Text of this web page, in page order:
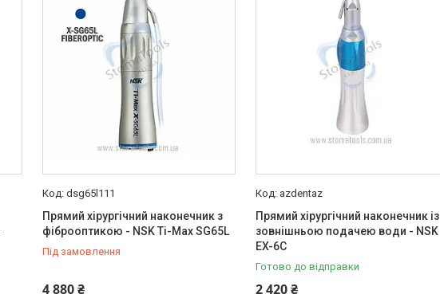
dsg65l111
Прямий хірургічний наконечник з
фіброоптикою - NSK Ti-Max SG65L
Під замовлення
4 880 ₴
azdentaz
Прямий хірургічний наконечник із
зовнішньою подачею води - NSK
EX-6C
Готово до відправки
2 420 ₴